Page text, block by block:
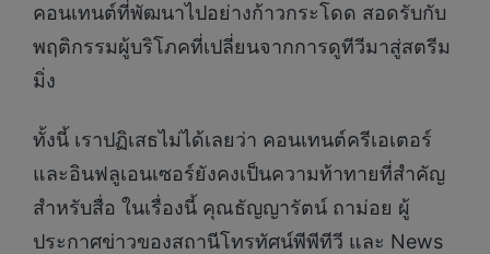
คอนเทนต์ที่พัฒนาไปอย่างก้าวกระโดด สอดรับกับ
พฤติกรรมผู้บริโภคที่เปลี่ยนจากการดูทีวีมาสู่สตรีม
มิ่ง
ทั้งนี้ เราปฏิเสธไม่ได้เลยว่า คอนเทนต์ครีเอเตอร์
และอินฟลูเอนเซอร์ยังคงเป็นความท้าทายที่สำคัญ
สำหรับสื่อ ในเรื่องนี้ คุณธัญญารัตน์ ถาม่อย ผู้
ประกาศข่าวของสถานีโทรทัศน์พีพีทีวี และ News